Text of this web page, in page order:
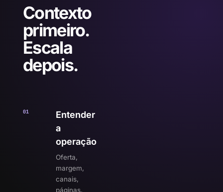
Contexto
primeiro.
Escala
depois.
01
Entender
a
operação
Oferta,
margem,
canais,
páginas,